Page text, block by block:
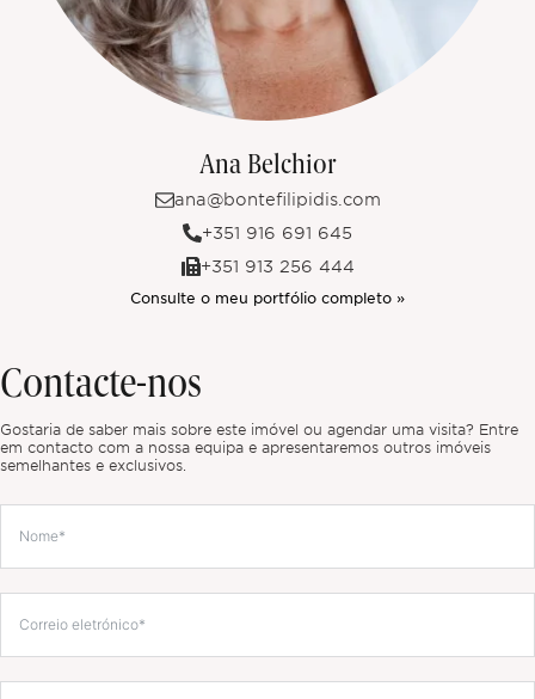
Ana Belchior
ana@bontefilipidis.com
+351 916 691 645
+351 913 256 444
Consulte o meu portfólio completo »
Contacte-nos
Gostaria de saber mais sobre este imóvel ou agendar uma visita? Entre
em contacto com a nossa equipa e apresentaremos outros imóveis
semelhantes e exclusivos.